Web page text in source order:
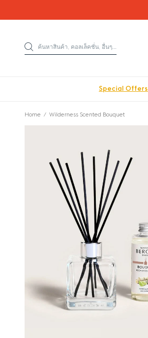
ค้นหาสินค้า
ค้นหาสินค้า, คอลเล็คชั่น, อื่นๆ...
Special Offers
Home Wilderness Scented Bouquet